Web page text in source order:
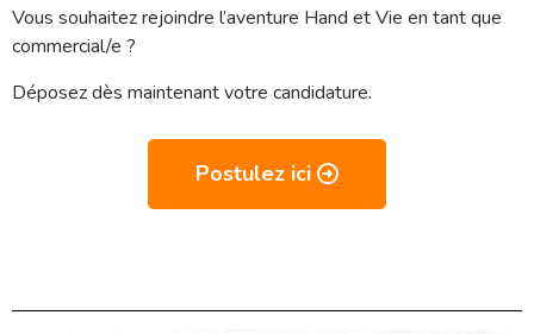
Vous souhaitez rejoindre l’aventure Hand et Vie en tant que
commercial/e ?
Déposez dès maintenant votre candidature.
Postulez ici